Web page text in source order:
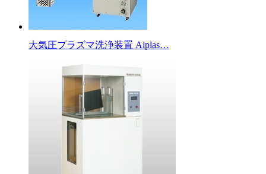
大気圧プラズマ洗浄装置 Aiplas…